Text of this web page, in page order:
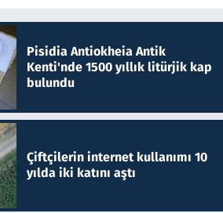
Pisidia Antiokheia Antik
Kenti'nde 1500 yıllık litürjik kap
bulundu
Çiftçilerin internet kullanımı 10
yılda iki katını aştı